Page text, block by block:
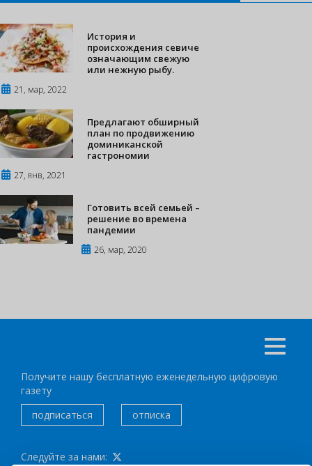
История и
происхождения севиче
означающим свежую
или нежную рыбу.
21, мар, 2022
Предлагают обширный
план по продвижению
доминиканской
гастрономии
27, янв, 2021
Готовить всей семьей –
решение во времена
пандемии
26, мар, 2020
Получите нашу бесплатную еженедельную цифровую
газету
подписаться
отписка
Следуйте за нами: